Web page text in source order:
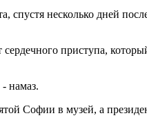
спустя несколько дней
приступа,
намаз.
Софии в музей, а